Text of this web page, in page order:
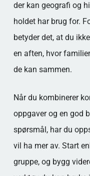
der kan geografi og
holdet har brug for.
betyder det, at du
en aften, hvor
de kan sammen.
Når du kombinerer
oppgaver og en god
spørsmål, har du
vil ha mer av. Start
gruppe, og bygg